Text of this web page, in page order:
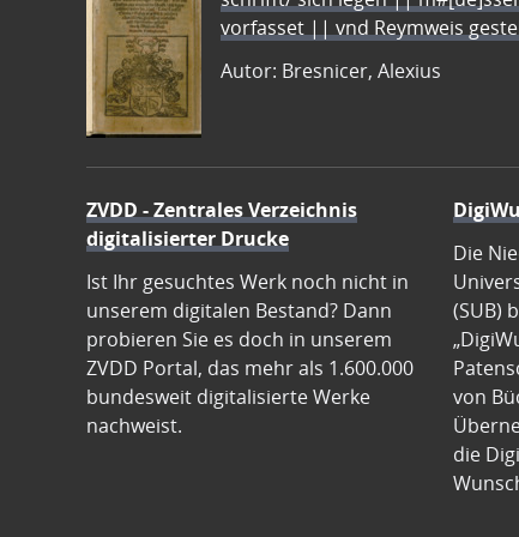
vorfasset || vnd Reymweis
Autor: Bresnicer, Alexius
ZVDD - Zentrales Verzeichnis
digitalisierter Drucke
Ist Ihr gesuchtes Werk noch nicht in
unserem digitalen Bestand? Dann
probieren Sie es doch in unserem
ZVDD Portal, das mehr als 1.600.000
bundesweit digitalisierte Werke
nachweist.
Die
(SUB)
von
die